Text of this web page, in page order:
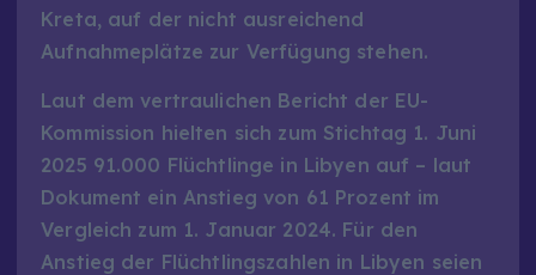
Kreta, auf der nicht ausreichend
Aufnahmeplätze zur Verfügung stehen.
Laut dem vertraulichen Bericht der EU-
Kommission hielten sich zum Stichtag 1. Juni
2025 91.000 Flüchtlinge in Libyen auf – laut
Dokument ein Anstieg von 61 Prozent im
Vergleich zum 1. Januar 2024. Für den
Anstieg der Flüchtlingszahlen in Libyen seien